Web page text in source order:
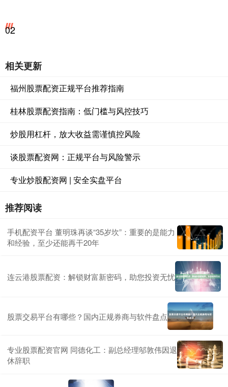
02
相关更新
福州股票配资正规平台推荐指南
桂林股票配资指南：低门槛与风控技巧
炒股用杠杆，放大收益需谨慎控风险
谈股票配资网：正规平台与风险警示
专业炒股配资网 | 安全实盘平台
推荐阅读
手机配资平台 董明珠再谈“35岁坎”：重要的是能力
和经验，至少还能再干20年
连云港股票配资：解锁财富新密码，助您投资无忧
股票交易平台有哪些？国内正规券商与软件盘点
专业股票配资官网 同德化工：副总经理邬敦伟因退
休辞职